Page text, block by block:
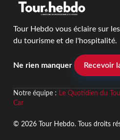
Tour Hebdo vous éclaire sur
du tourisme et de l'hospitalité.
Ne rien manquer Recevoir
Notre équipe : Le Quotidien du
Car
© 2026 Tour Hebdo. Tous droits